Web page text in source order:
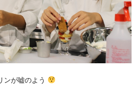
ンが嘘のよう